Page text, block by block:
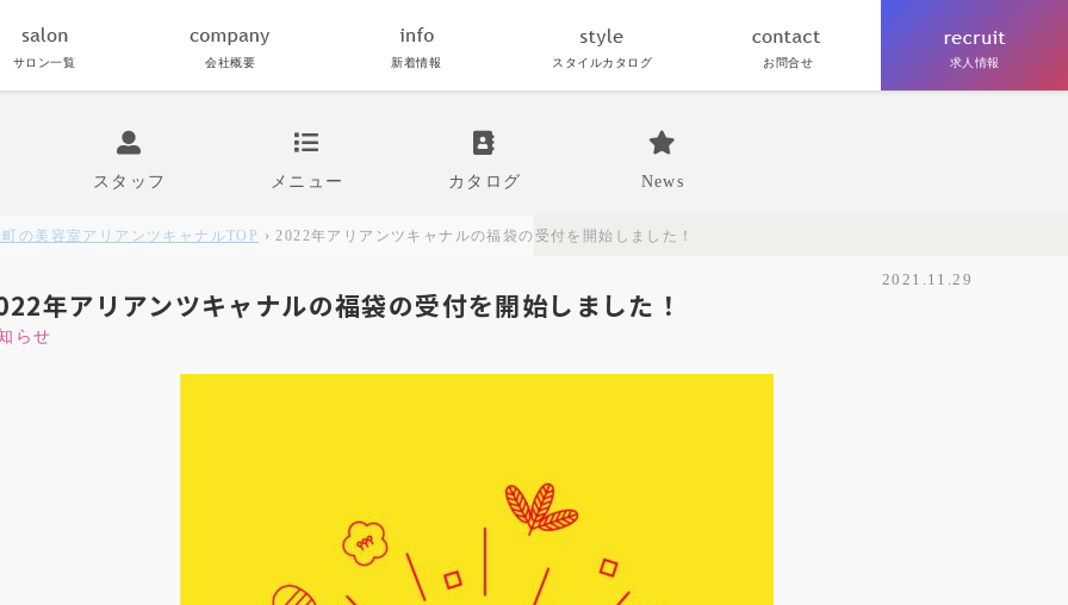
サロン一覧 会社概要 新着情報 スタイルカタログ お問合せ 求人情報
スタッフ メニュー カタログ News
の美容室アリアンツキャナルTOP › 2022年アリアンツキャナルの福袋の受付を開始しました！
年アリアンツキャナルの福袋の受付を開始しました！
らせ
2021.11.29